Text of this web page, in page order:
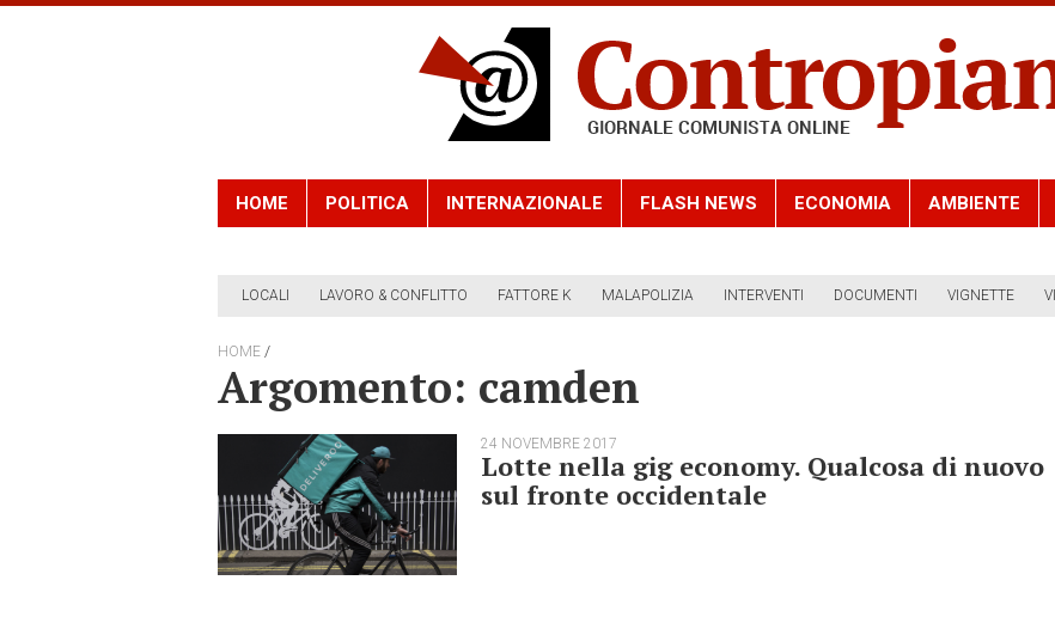
HOME POLITICA INTERNAZIONALE FLASH NEWS ECONOMIA AMBIENTE
LOCALI LAVORO & CONFLITTO FATTORE K MALAPOLIZIA INTERVENTI DOCUMENTI VIGNETTE
HOME /
Argomento: camden
24 NOVEMBRE 2017
Lotte nella gig economy. Qualcosa di nuovo
sul fronte occidentale